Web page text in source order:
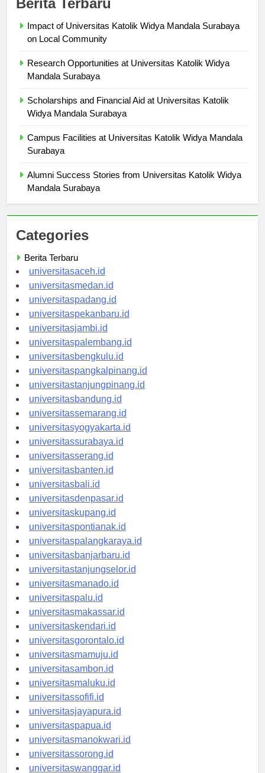
Impact of Universitas Katolik Widya Mandala Surabaya
Research Opportunities at Universitas Katolik Widya
Scholarships and Financial Aid at Universitas Katolik
Campus Facilities at Universitas Katolik Widya Mandala
Alumni Success Stories from Universitas Katolik Widya
Categories
Berita Terbaru
universitasaceh.id
universitasmedan.id
universitaspadang.id
universitaspekanbaru.id
universitasjambi.id
universitaspalembang.id
universitasbengkulu.id
universitaspangkalpinang.id
universitastanjungpinang.id
universitasbandung.id
universitassemarang.id
universitasyogyakarta.id
universitassurabaya.id
universitasserang.id
universitasbanten.id
universitasbali.id
universitasdenpasar.id
universitaskupang.id
universitaspontianak.id
universitaspalangkaraya.id
universitasbanjarbaru.id
universitastanjungselor.id
universitasmanado.id
universitaspalu.id
universitasmakassar.id
universitaskendari.id
universitasgorontalo.id
universitasmamuju.id
universitasambon.id
universitasmaluku.id
universitassofifi.id
universitasjayapura.id
universitaspapua.id
universitasmanokwari.id
universitassorong.id